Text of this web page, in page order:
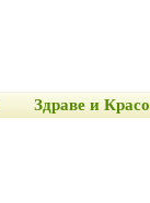
Здраве и